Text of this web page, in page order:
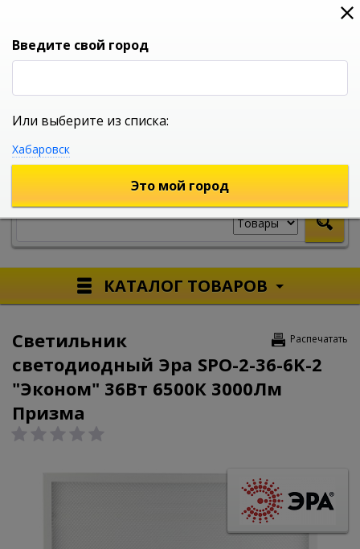
0
УНИВЕРСАЛЬНЫЙ ИНТЕРНЕТ МАГАЗИН
КАТАЛОГ ТОВАРОВ
Распечатать
Светильник
светодиодный Эра SPO-2-36-6K-2
"Эконом" 36Вт 6500К 3000Лм
Призма
Введите свой город
Или выберите из списка:
Хабаровск
Это мой город